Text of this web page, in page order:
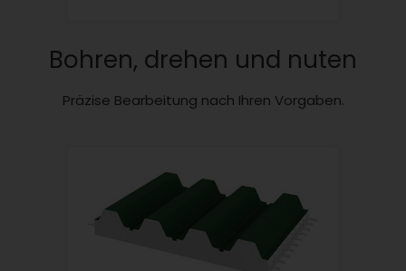
Bohren, drehen und nuten
Präzise Bearbeitung nach Ihren Vorgaben.